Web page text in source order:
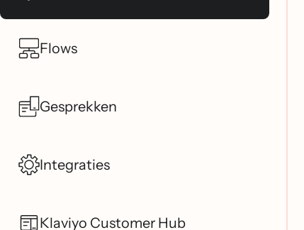
Flows
Gesprekken
Integraties
Klaviyo Customer Hub